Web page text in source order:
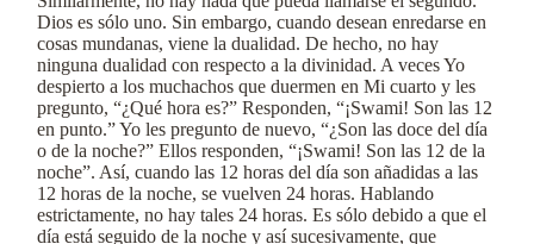
Dios es sólo uno. Sin embargo, cuando desean enredarse en
cosas mundanas, viene la dualidad. De hecho, no hay
ninguna dualidad con respecto a la divinidad. A veces Yo
despierto a los muchachos que duermen en Mi cuarto y les
pregunto, “¿Qué hora es?” Responden, “¡Swami! Son las 12
en punto.” Yo les pregunto de nuevo, “¿Son las doce del día
o de la noche?” Ellos responden, “¡Swami! Son las 12 de la
noche”. Así, cuando las 12 horas del día son añadidas a las
12 horas de la noche, se vuelven 24 horas. Hablando
estrictamente, no hay tales 24 horas. Es sólo debido a que el
día está seguido de la noche y así sucesivamente, que